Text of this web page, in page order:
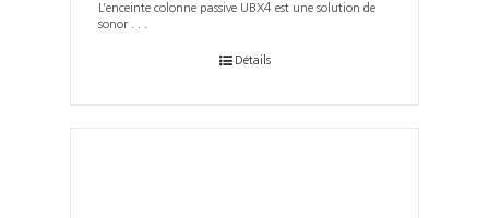
L’enceinte colonne passive UBX4 est une solution de
sonor . . .
Détails